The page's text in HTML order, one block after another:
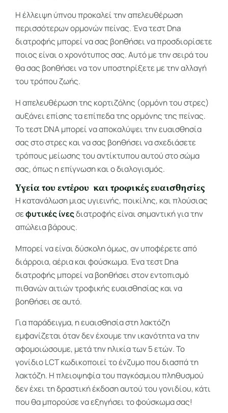
Η έλλειψη ύπνου προκαλεί την απελευθέρωση
περισσότερων ορμονών πείνας. Ένα τεστ Dna
διατροφής μπορεί να σας βοηθήσει να προσδιορίσετε
ποιος είναι ο χρονότυπος σας. Αυτό με την σειρά του
θα σας βοηθήσει να τον υποστηρίξετε με την αλλαγή
του τρόπου ζωής.
Η απελευθέρωση της κορτιζόλης (ορμόνη του στρες)
αυξάνει επίσης τα επίπεδα της ορμόνης της πείνας.
Το τεστ DNA μπορεί να αποκαλύψει την ευαισθησία
σας στο στρες και να σας βοηθήσει να σχεδιάσετε
τρόπους μείωσης του αντίκτυπου αυτού στο σώμα
σας, όπως η επίγνωση και ο διαλογισμός.
Υγεία του εντέρου και τροφικές ευαισθησίες
Η κατανάλωση μιας υγιεινής, ποικίλης, και πλούσιας
σεφυτικές ίνεςδιατροφής είναι σημαντική για την
απώλεια βάρους.
Μπορεί να είναι δύσκολη όμως, αν υποφέρετε από
διάρροια, αέρια και φούσκωμα. Ένα τεστ Dna
διατροφής μπορεί να βοηθήσει στον εντοπισμό
πιθανών αιτιών τροφικής ευαισθησίας και να
βοηθήσει σε αυτό.
Για παράδειγμα, η ευαισθησία στη λακτόζη
εμφανίζεται όταν δεν έχουμε την ικανότητα να την
αφομοιώσουμε, μετά την ηλικία των 5 ετών. Το
γονίδιο LCT κωδικοποιεί το ένζυμο που διασπά τη
λακτόζη. Η πλειοψηφία του παγκόσμιου πληθυσμού
δεν έχει τη δραστική έκδοση αυτού του γονιδίου, κάτι
που θα μπορούσε να εξηγήσει το φούσκωμα σας!